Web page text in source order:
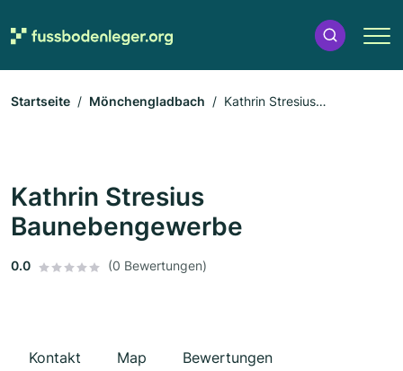
Startseite Mönchengladbach
Kathrin Stresius
Kathrin Stresius
Baunebengewerbe
0.0 (0 Bewertungen)
Kontakt Map Bewertungen